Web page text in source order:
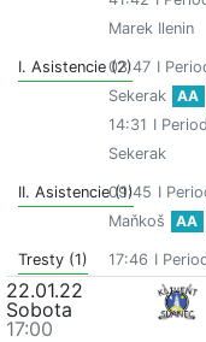
Marek Ilenin
I. Asistencie (2)03:47 I
Sekerak
AA
14:31 I
Sekerak
II. Asistencie (1)
09:45 I
Maňkoš
AA
Tresty (1) 17:46 I
22.01.22
Sobota
17:00